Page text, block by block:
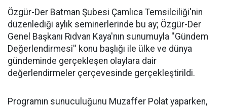
​Özgür-Der Batman Şubesi Çamlıca Temsilciliği'nin
düzenlediği aylık seminerlerinde bu ay; Özgür-Der
Genel Başkanı Rıdvan Kaya'nın sunumuyla ''Gündem
Değerlendirmesi'' konu başlığı ile ülke ve dünya
gündeminde gerçekleşen olaylara dair
değerlendirmeler çerçevesinde gerçekleştirildi.
Programın sunuculuğunu Muzaffer Polat yaparken,